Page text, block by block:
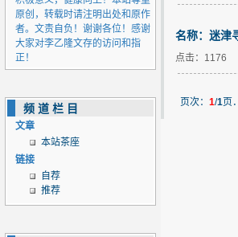
原创，转载时请注明出处和原作
者。文责自负！谢谢各位！感谢
大家对李乙隆文存的访问和指
正！
频道栏目
文章
本站茶座
链接
自荐
推荐
名称： 迷津
点击：1176
页次： 1/1页